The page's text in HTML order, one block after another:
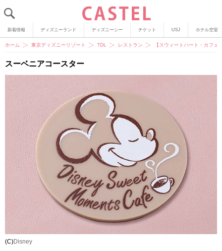
新着情報 ディズニーランド ディズニーシー チケット USJ ホテル空室
ホーム 東京ディズニーリゾート TDL レストラン 【スウィートハート・カフ
スーベニアコースター
(C)Disney